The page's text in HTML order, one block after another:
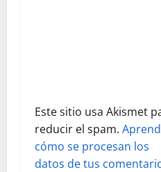
a
s
Este sitio usa Akismet
reducir el spam.
cómo se procesan los
datos de tus